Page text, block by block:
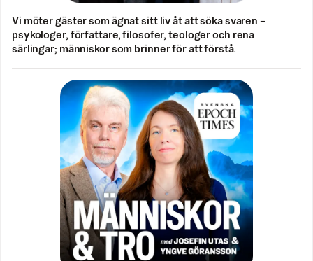
Vi möter gäster som ägnat sitt liv åt att söka svaren –
psykologer, författare, filosofer, teologer och rena
särlingar; människor som brinner för att förstå.